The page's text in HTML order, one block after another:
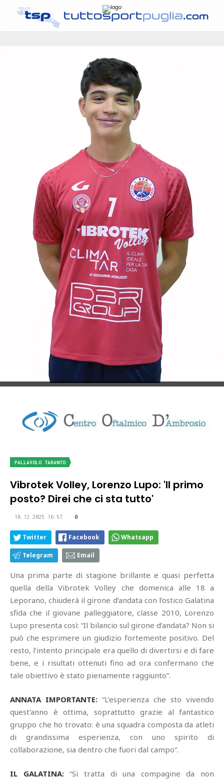
PALLAVOLO TARANTO
Vibrotek Volley, Lorenzo Lupo: 'Il primo
posto? Direi che ci sta tutto'
18.12.2025 16:57 0
Twitter Facebook Whatsapp
Telegram Email
Una prima parte di stagione brillante e quasi perfetta
quella della Vibrotek Volley che domenica alle 18 a
Leporano, chiuderà il girone d’andata con l’ostico Galatina
sfida che il giovane palleggiatore, classe 2010, Lorenzo
Lupo presenta così: “Il bilancio sul girone d’andata? Non si
può che esprimere un giudizio fortemente positivo. Del
resto, l’intento principale era quello di divertirsi e di fare
bene, e i risultati ottenuti fino ad ora confermano che
tale obiettivo è stato pienamente raggiunto”.
ANNATA IMPORTANTE: “L’esperienza che sto vivendo
quest’anno è ottima, soprattutto grazie al fantastico
gruppo che ho trovato: è una squadra composta da atleti
di grandissima esperienza, con uno spirito di
collaborazione, sia dentro che fuori dal campo”.
IL GALATINA:“Si tratta di una compagine da non